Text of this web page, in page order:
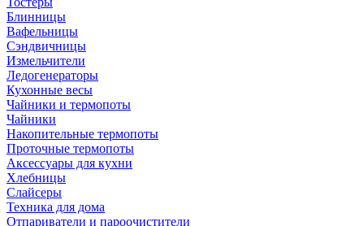
Блинницы
Вафельницы
Сэндвичницы
Измельчители
Ледогенераторы
Кухонные весы
Чайники и термопоты
Чайники
Накопительные термопоты
Проточные термопоты
Аксессуары для кухни
Хлебницы
Слайсеры
Техника для дома
Отпариватели и пароочистители